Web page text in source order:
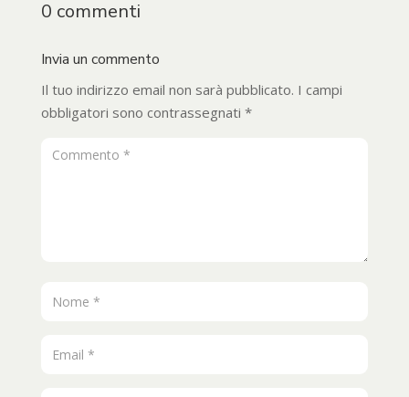
0 commenti
Invia un commento
Il tuo indirizzo email non sarà pubblicato. I campi
obbligatori sono contrassegnati *